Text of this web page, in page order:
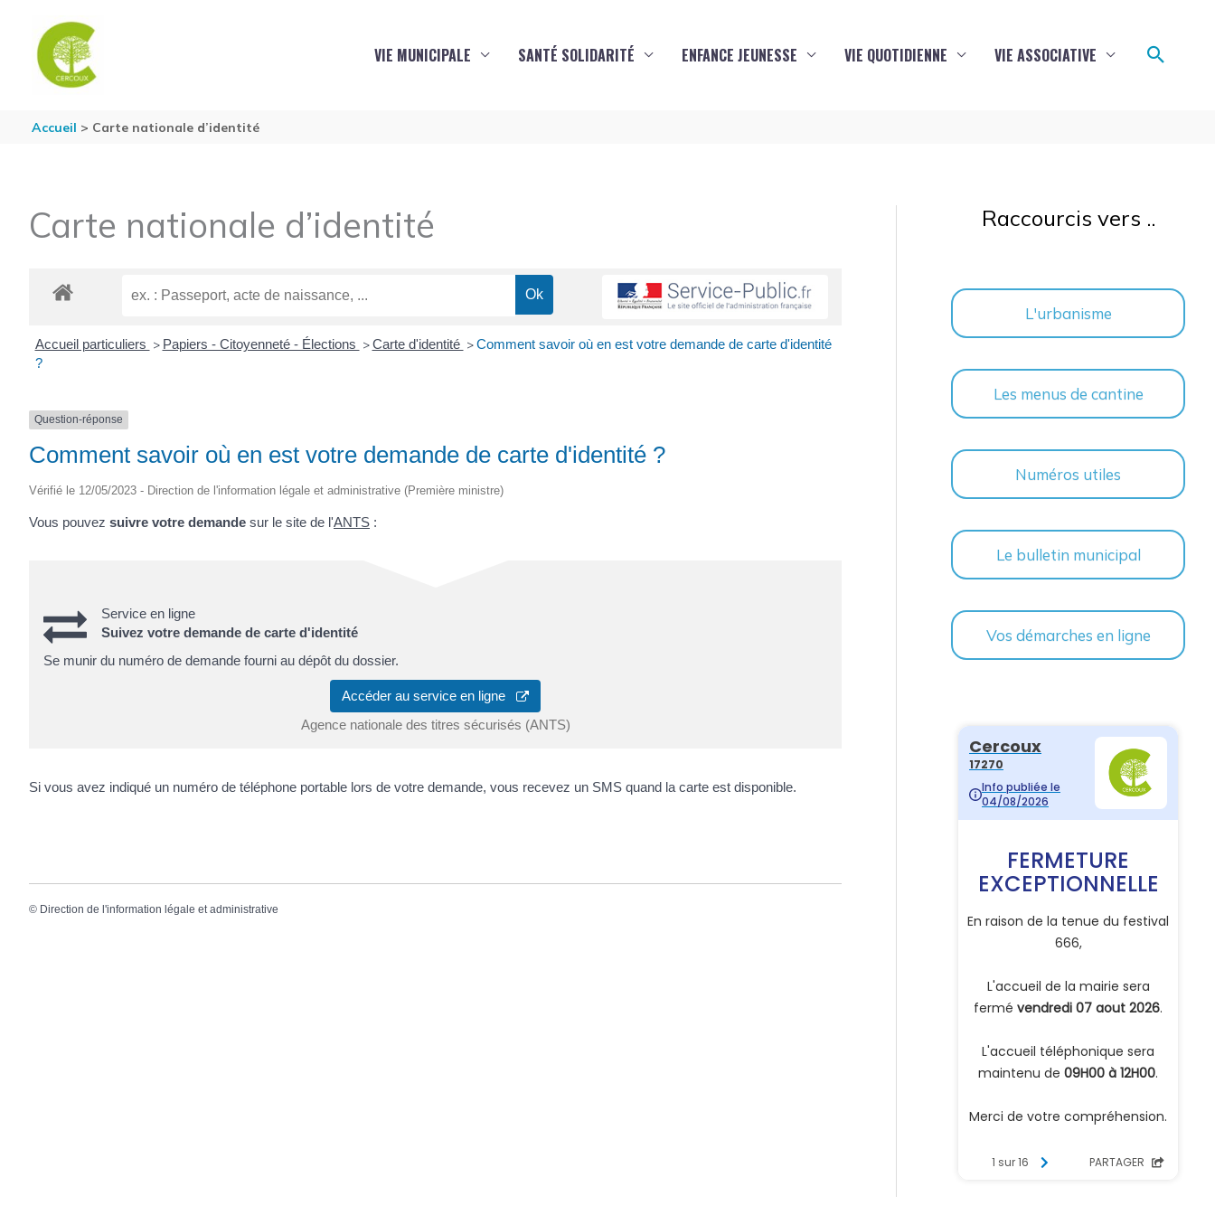
VIE MUNICIPALE SANTÉ SOLIDARITÉ ENFANCE JEUNESSE VIE QUOTIDIENNE VIE ASSOCIATIVE
Accueil Carte nationale d’identité
Carte nationale d’identité
Accueil particuliers > Papiers - Citoyenneté - Élections > Carte d'identité > Comment savoir où en est votre demande de carte d'identité
?
Question-réponse
Comment savoir où en est votre demande de carte d'identité ?
Vérifié le 12/05/2023 - Direction de l'information légale et administrative (Première ministre)
Vous pouvez suivre votre demande sur le site de l'ANTS :
Service en ligne
Suivez votre demande de carte d'identité
Se munir du numéro de demande fourni au dépôt du dossier.
Accéder au service en ligne
Agence nationale des titres sécurisés (ANTS)
Si vous avez indiqué un numéro de téléphone portable lors de votre demande, vous recevez un SMS quand la carte est disponible.
© Direction de l'information légale et administrative
Raccourcis vers ..
L'urbanisme
Les menus de cantine
Numéros utiles
Le bulletin municipal
Vos démarches en ligne